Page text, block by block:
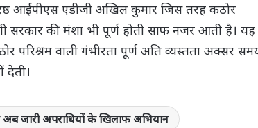
आईपीएस एडीजी अखिल कुमार जिस तरह कठोर
सरकार की मंशा भी पूर्ण होती साफ नजर आती है। यह
परिश्रम वाली गंभीरता पूर्ण अति व्यस्तता अक्सर
देती।
जारी अपराधियों के खिलाफ अभियान